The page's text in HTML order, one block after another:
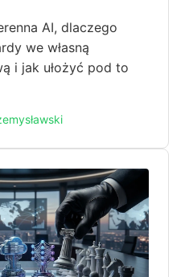
AI, dlaczego
we własną
i jak ułożyć pod to